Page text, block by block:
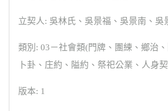
立契人: 吳林氏、吳景福、吳景南、吳
類別: 03－社會類(門牌、團練、鄉治
卜卦、庄約、隘約、祭祀公業、人身
版本: 1